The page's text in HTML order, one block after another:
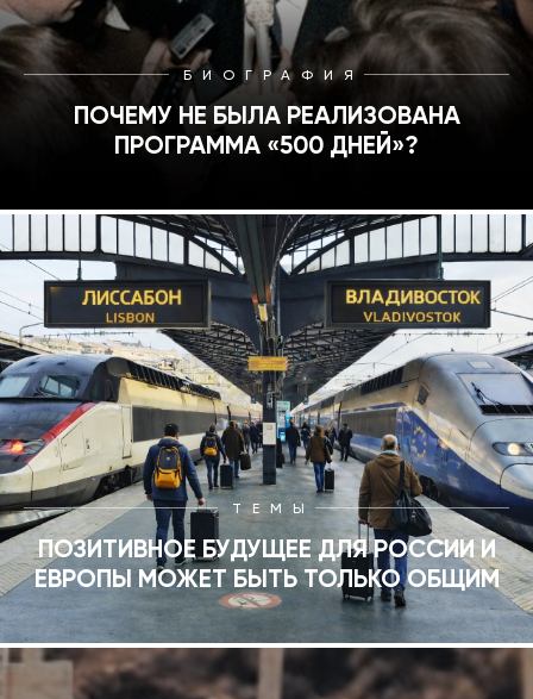
БИОГРАФИЯ
ПОЧЕМУ НЕ БЫЛА РЕАЛИЗОВАНА
ПРОГРАММА «500 ДНЕЙ»?
ТЕМЫ
ПОЗИТИВНОЕ БУДУЩЕЕ ДЛЯ РОССИИ И
ЕВРОПЫ МОЖЕТ БЫТЬ ТОЛЬКО ОБЩИМ